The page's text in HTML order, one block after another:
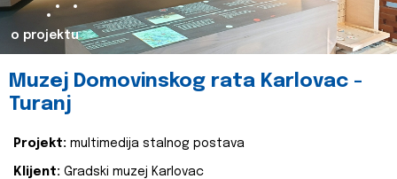
o projektu
Muzej Domovinskog rata Karlovac -
Turanj
Projekt: multimedija stalnog postava
Klijent: Gradski muzej Karlovac